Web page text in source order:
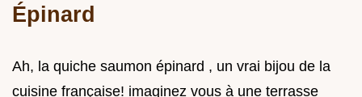
Épinard
Ah, la quiche saumon épinard , un vrai bijou de la
cuisine française! imaginez vous à une terrasse